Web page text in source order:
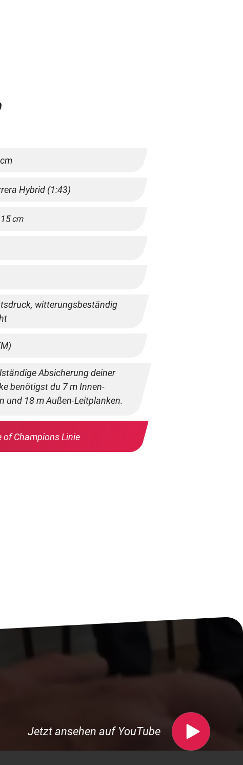
Hybrid (1:43)
15cm
witterungsbeständig
Absicherung deiner
benötigst du 7 m Innen-
und 18 m Außen-Leitplanken.
of Champions Linie
Jetzt ansehen auf YouTube